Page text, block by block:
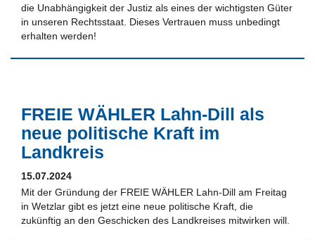
die Unabhängigkeit der Justiz als eines der wichtigsten Güter
in unseren Rechtsstaat. Dieses Vertrauen muss unbedingt
erhalten werden!
FREIE WÄHLER Lahn-Dill als
neue politische Kraft im
Landkreis
15.07.2024
Mit der Gründung der FREIE WÄHLER Lahn-Dill am Freitag
in Wetzlar gibt es jetzt eine neue politische Kraft, die
zukünftig an den Geschicken des Landkreises mitwirken will.